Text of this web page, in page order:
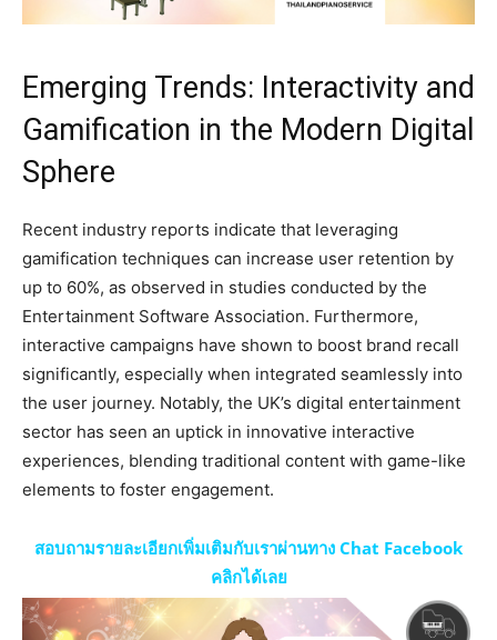
Emerging Trends: Interactivity and
Gamification in the Modern Digital
Sphere
Recent industry reports indicate that leveraging
gamification techniques can increase user retention by
up to 60%, as observed in studies conducted by the
Entertainment Software Association. Furthermore,
interactive campaigns have shown to boost brand recall
significantly, especially when integrated seamlessly into
the user journey. Notably, the UK’s digital entertainment
sector has seen an uptick in innovative interactive
experiences, blending traditional content with game-like
elements to foster engagement.
สอบถามรายละเอียกเพิ่มเติมกับเราผ่านทาง Chat Facebook
คลิกได้เลย